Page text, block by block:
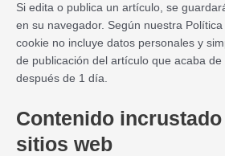
Si edita o publica un artículo, se
en su navegador. Según nuestra
cookie no incluye datos personales y
de publicación del artículo que acaba de
después de 1 día.
Contenido
sitios web